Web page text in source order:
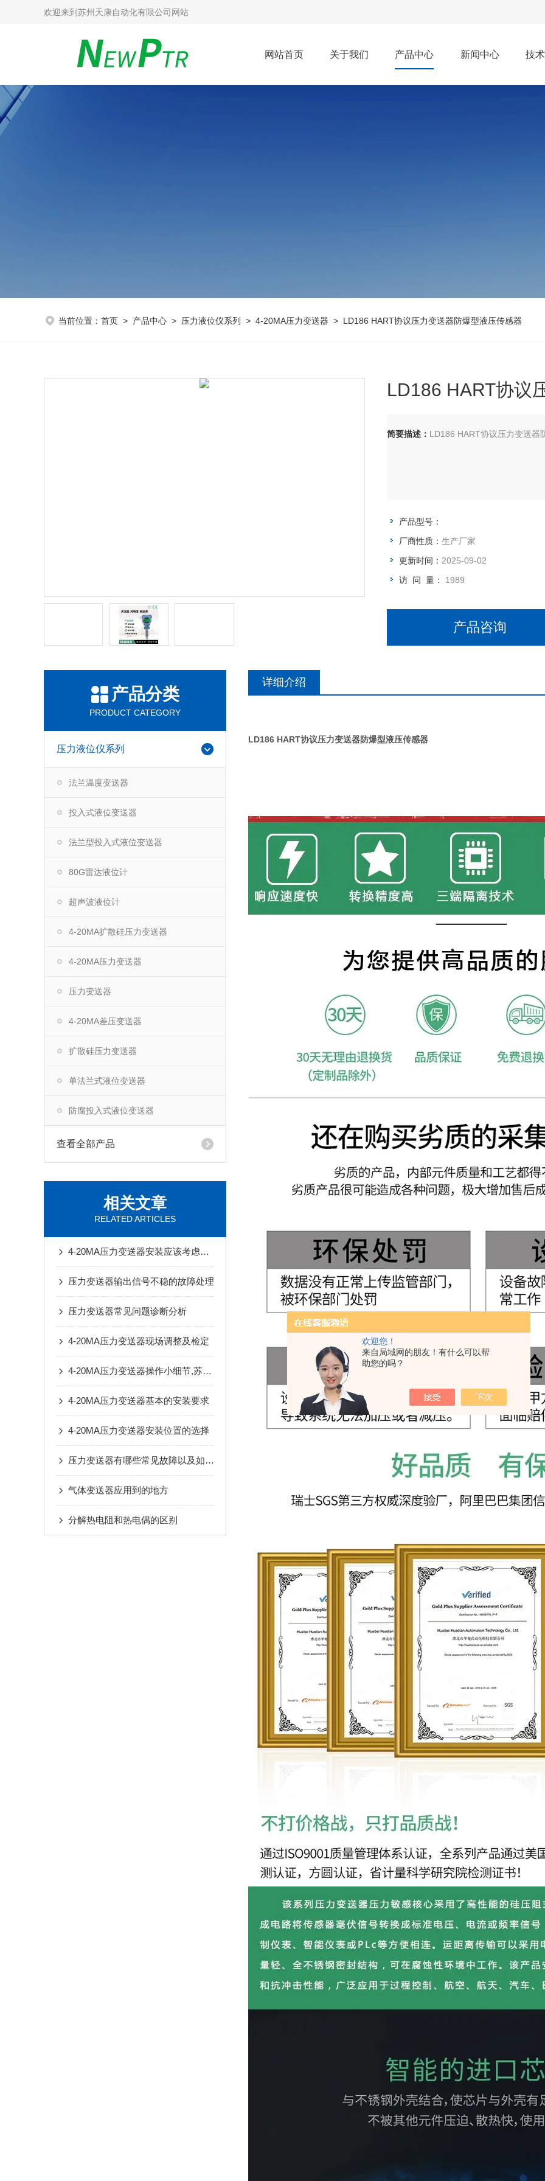
欢迎您！
来自局域网的朋友！有什么可以帮
助您的吗？
欢迎来到 苏州天康自动化有限公司网站
网站首页 关于我们 产品中心 新闻中心 技
当前位置： 首页 > 产品中心 > 压力液位仪系列 > 4-20MA压力变送器 > LD186 HART协议压力变送器防爆型液压传感器
LD186 HART协议
简要描述： LD186 HART协议压力变送器
产品型号：
厂商性质： 生产厂家
更新时间： 2025-09-02
访 问 量： 1989
产品咨询
产品分类
PRODUCT CATEGORY
压力液位仪系列
法兰温度变送器
投入式液位变送器
法兰型投入式液位变送器
80G雷达液位计
超声波液位计
4-20MA扩散硅压力变送器
4-20MA压力变送器
压力变送器
4-20MA差压变送器
扩散硅压力变送器
单法兰式液位变送器
防腐投入式液位变送器
查看全部产品
相关文章
RELATED ARTICLES
4-20MA压力变送器安装应该考虑哪些问题
压力变送器输出信号不稳的故障处理
压力变送器常见问题诊断分析
4-20MA压力变送器现场调整及检定
4-20MA压力变送器操作小细节,苏州天康为您呈现
4-20MA压力变送器基本的安装要求
4-20MA压力变送器安装位置的选择
压力变送器有哪些常见故障以及如何处理？
气体变送器应用到的地方
分解热电阻和热电偶的区别
详细介绍
LD186 HART协议压力变送器防爆型液压传感器